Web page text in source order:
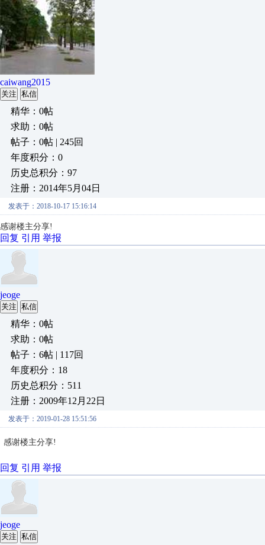
caiwang2015
关注 私信
精华：0帖
求助：0帖
帖子：0帖 | 245回
年度积分：0
历史总积分：97
注册：2014年5月04日
发表于：2018-10-17 15:16:14
感谢楼主分享!
回复 引用 举报
jeoge
关注 私信
精华：0帖
求助：0帖
帖子：6帖 | 117回
年度积分：18
历史总积分：511
注册：2009年12月22日
发表于：2019-01-28 15:51:56
感谢楼主分享!
回复 引用 举报
jeoge
关注 私信